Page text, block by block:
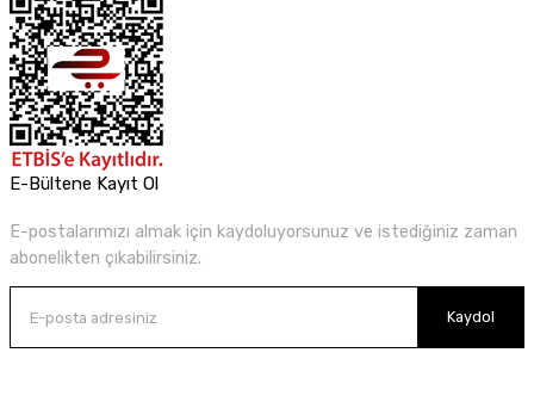
E-Bültene Kayıt Ol
E-postalarımızı almak için kaydoluyorsunuz ve istediğiniz zaman
abonelikten çıkabilirsiniz.
Kaydol